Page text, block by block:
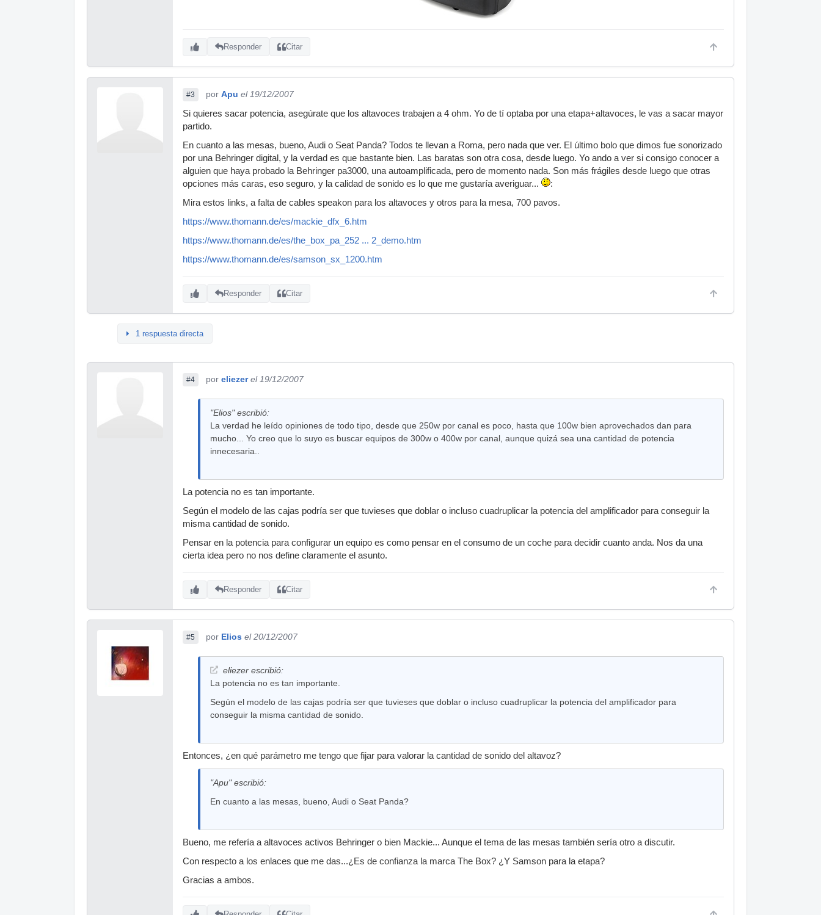
Responder Citar
#3 por Apu el 19/12/2007
Si quieres sacar potencia, asegúrate que los altavoces trabajen a 4 ohm. Yo de tí optaba por una etapa+altavoces, le vas a sacar mayor
partido.
En cuanto a las mesas, bueno, Audi o Seat Panda? Todos te llevan a Roma, pero nada que ver. El último bolo que dimos fue sonorizado
por una Behringer digital, y la verdad es que bastante bien. Las baratas son otra cosa, desde luego. Yo ando a ver si consigo conocer a
alguien que haya probado la Behringer pa3000, una autoamplificada, pero de momento nada. Son más frágiles desde luego que otras
opciones más caras, eso seguro, y la calidad de sonido es lo que me gustaría averiguar...
:
Mira estos links, a falta de cables speakon para los altavoces y otros para la mesa, 700 pavos.
https://www.thomann.de/es/mackie_dfx_6.htm
https://www.thomann.de/es/the_box_pa_252 ... 2_demo.htm
https://www.thomann.de/es/samson_sx_1200.htm
Responder Citar
1 respuesta directa
#4 por eliezer el 19/12/2007
"Elios" escribió:
La verdad he leído opiniones de todo tipo, desde que 250w por canal es poco, hasta que 100w bien aprovechados dan para
mucho... Yo creo que lo suyo es buscar equipos de 300w o 400w por canal, aunque quizá sea una cantidad de potencia
innecesaria..
La potencia no es tan importante.
Según el modelo de las cajas podría ser que tuvieses que doblar o incluso cuadruplicar la potencia del amplificador para conseguir la
misma cantidad de sonido.
Pensar en la potencia para configurar un equipo es como pensar en el consumo de un coche para decidir cuanto anda. Nos da una
cierta idea pero no nos define claramente el asunto.
Responder Citar
#5 por Elios el 20/12/2007
eliezer escribió:
La potencia no es tan importante.
Según el modelo de las cajas podría ser que tuvieses que doblar o incluso cuadruplicar la potencia del amplificador para
conseguir la misma cantidad de sonido.
Entonces, ¿en qué parámetro me tengo que fijar para valorar la cantidad de sonido del altavoz?
"Apu" escribió:
En cuanto a las mesas, bueno, Audi o Seat Panda?
Bueno, me refería a altavoces activos Behringer o bien Mackie... Aunque el tema de las mesas también sería otro a discutir.
Con respecto a los enlaces que me das...¿Es de confianza la marca The Box? ¿Y Samson para la etapa?
Gracias a ambos.